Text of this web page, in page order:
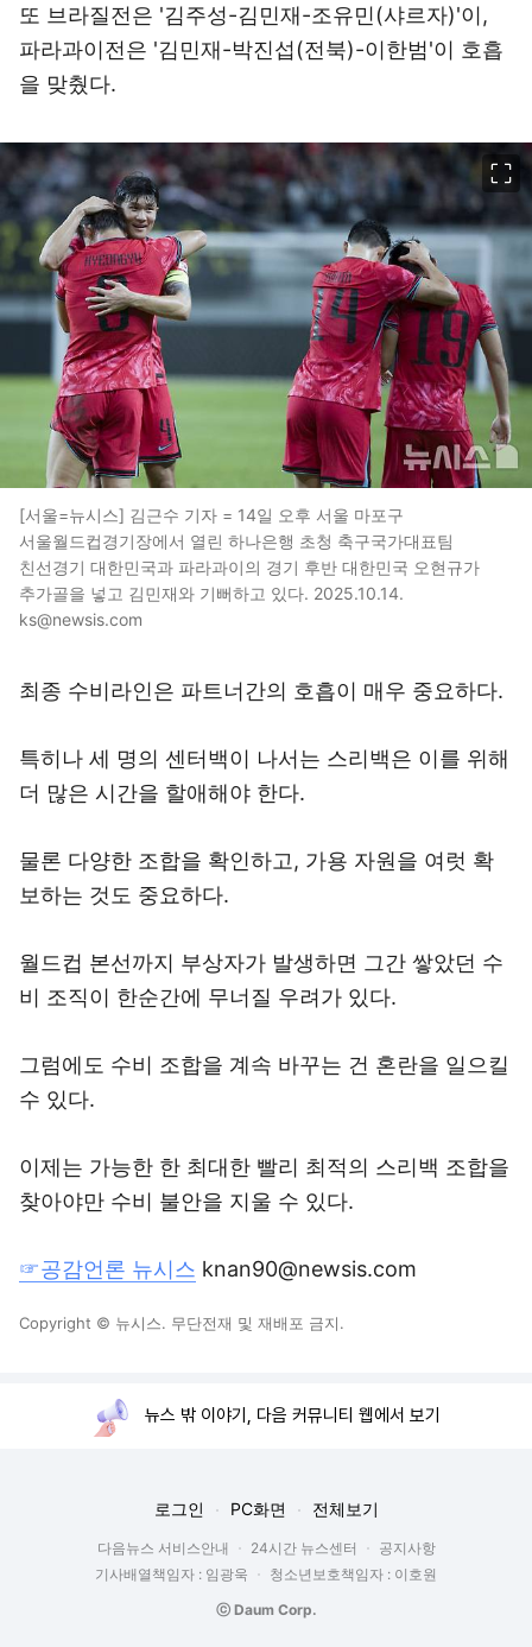
또 브라질전은 '김주성-김민재-조유민(샤르자)'이,
파라과이전은 '김민재-박진섭(전북)-이한범'이 호흡
을 맞췄다.
[서울=뉴시스] 김근수 기자 = 14일 오후 서울 마포구
서울월드컵경기장에서 열린 하나은행 초청 축구국가대표팀
친선경기 대한민국과 파라과이의 경기 후반 대한민국 오현규가
추가골을 넣고 김민재와 기뻐하고 있다. 2025.10.14.
ks@newsis.com
최종 수비라인은 파트너간의 호흡이 매우 중요하다.
특히나 세 명의 센터백이 나서는 스리백은 이를 위해
더 많은 시간을 할애해야 한다.
물론 다양한 조합을 확인하고, 가용 자원을 여럿 확
보하는 것도 중요하다.
월드컵 본선까지 부상자가 발생하면 그간 쌓았던 수
비 조직이 한순간에 무너질 우려가 있다.
그럼에도 수비 조합을 계속 바꾸는 건 혼란을 일으킬
수 있다.
이제는 가능한 한 최대한 빨리 최적의 스리백 조합을
찾아야만 수비 불안을 지울 수 있다.
☞공감언론 뉴시스 knan90@newsis.com
Copyright © 뉴시스. 무단전재 및 재배포 금지.
뉴스 밖 이야기, 다음 커뮤니티 웹에서 보기
로그인 PC화면 전체보기
다음뉴스 서비스안내 24시간 뉴스센터
공지사항
기사배열책임자 : 임광욱
청소년보호책임자 : 이호원
ⓒ Daum Corp.